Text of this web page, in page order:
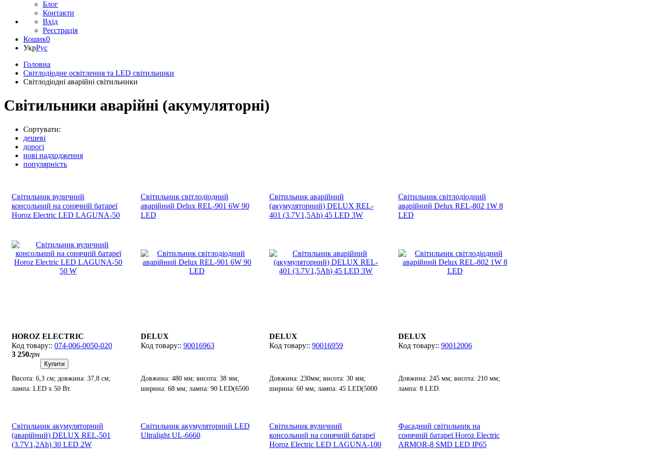
Блог
Контакти
Вхід
Реєстрація
Кошик0
УкрРус
Головна
Світлодіодне освітлення та LED світильники
Світлодіодні аварійні світильники
Світильники аварійні (акумуляторні)
Сортувати:
дешеві
дорогі
нові надходження
популярність
Світильник вуличний
консольний на сонячній батареї
Horoz Electric LED LAGUNA-50
HOROZ ELECTRIC
074-006-0050-020
3 250грн
Купити
Висота: 6,3 см; довжина: 37,8 см;
лампа: LED х 50 Вт.
Світильник світлодіодний
аварійний Delux REL-901 6W 90
LED
DELUX
90016963
Довжина: 480 мм; висота: 38 мм;
ширина: 68 мм; лампа: 90 LED(6500
Світильник аварійний
(акумуляторний) DELUX REL-
401 (3.7V1,5Ah) 45 LED 3W
DELUX
90016959
Довжина: 230мм; висота: 30 мм;
ширина: 60 мм; лампа: 45 LED(5000
Світильник світлодіодний
аварійний Delux REL-802 1W 8
LED
DELUX
90012006
Довжина: 245 мм; висота: 210 мм;
лампа: 8 LED.
Світильник акумуляторний
(аварійний) DELUX REL-501
(3.7V1,2Ah) 30 LED 2W
Світильник акумуляторний LED
Ultralight UL-6660
Світильник вуличний
консольний на сонячній батареї
Horoz Electric LED LAGUNA-100
Фасадний світильник на
сонячній батареї Horoz Electric
ARMOR-8 SMD LED ІР65